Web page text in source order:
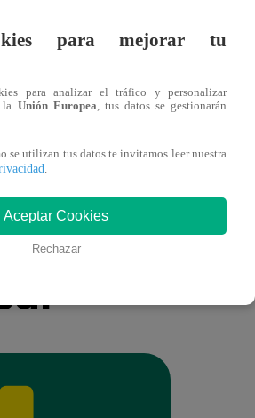
BATALLAS: ¡El
a Miguel Mateos y
consagrado!
rock
te puede
para mejorar tu
para analizar el tráfico y personalizar
la Unión Europea, tus datos se gestionarán
se utilizan tus datos te invitamos leer nuestra
.
Aceptar Cookies
Rechazar